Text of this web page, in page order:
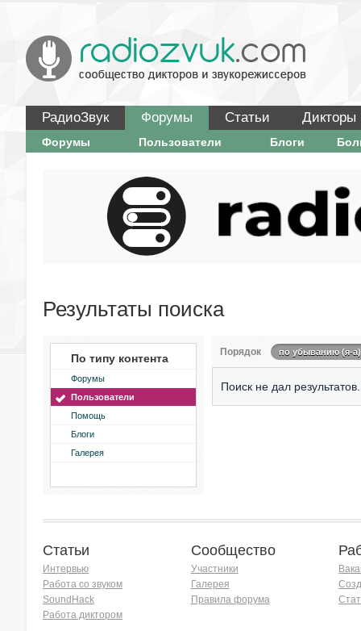
РадиоЗвук Форумы Статьи Дикторы
Форумы Пользователи Блоги
Результаты поиска
По типу контента
Форумы
Пользователи
Помощь
Блоги
Галерея
Порядок по убыванию (я-а)
Поиск не дал результатов.
Статьи
Интервью
Работа со звуком
SoundHack
Работа диктором
Сообщество
Участники
Галерея
Правила форума